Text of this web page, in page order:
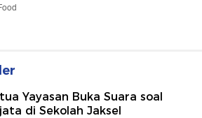
Yayasan Buka Suara soal
di Sekolah Jaksel